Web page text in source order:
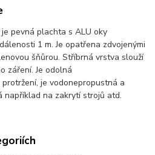
pevná plachta s ALU oky
1 m. Je opatřena zdvojenými
šňůrou. Stříbrná vrstva slouží
záření. Je odolná
je vodonepropustná a
například na zakrytí strojů atd.